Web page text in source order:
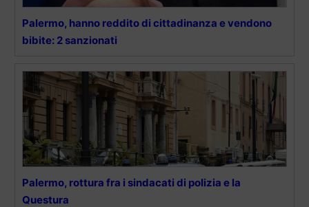
Palermo, hanno reddito di cittadinanza e vendono
bibite: 2 sanzionati
Palermo, rottura fra i sindacati di polizia e la
Questura